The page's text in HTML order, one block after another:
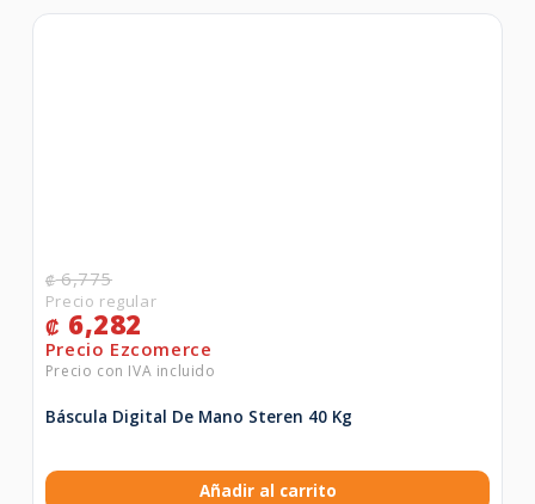
₡6,775
₡ 6,282
Báscula Digital De Mano Steren 40 Kg
Añadir al carrito